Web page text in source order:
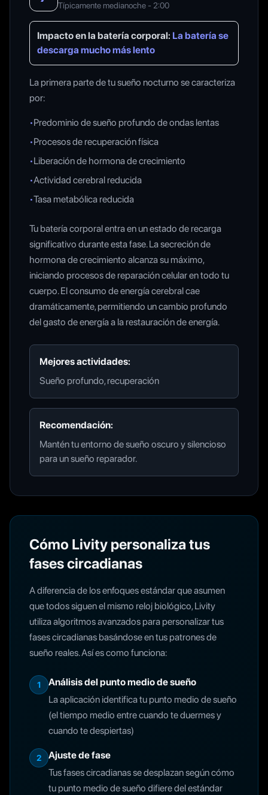
Típicamente medianoche - 2:00
Impacto en la batería corporal: La batería se
descarga mucho más lento
La primera parte de tu sueño nocturno se caracteriza
por:
•Predominio de sueño profundo de ondas lentas
•Procesos de recuperación física
•Liberación de hormona de crecimiento
•Actividad cerebral reducida
•Tasa metabólica reducida
Tu batería corporal entra en un estado de recarga
significativo durante esta fase. La secreción de
hormona de crecimiento alcanza su máximo,
iniciando procesos de reparación celular en todo tu
cuerpo. El consumo de energía cerebral cae
dramáticamente, permitiendo un cambio profundo
del gasto de energía a la restauración de energía.
Mejores actividades:
Sueño profundo, recuperación
Recomendación:
Mantén tu entorno de sueño oscuro y silencioso
para un sueño reparador.
Cómo Livity personaliza tus
fases circadianas
A diferencia de los enfoques estándar que asumen
que todos siguen el mismo reloj biológico, Livity
utiliza algoritmos avanzados para personalizar tus
fases circadianas basándose en tus patrones de
sueño reales. Así es como funciona:
1
Análisis del punto medio de sueño
La aplicación identifica tu punto medio de sueño
(el tiempo medio entre cuando te duermes y
cuando te despiertas)
2
Ajuste de fase
Tus fases circadianas se desplazan según cómo
tu punto medio de sueño difiere del estándar